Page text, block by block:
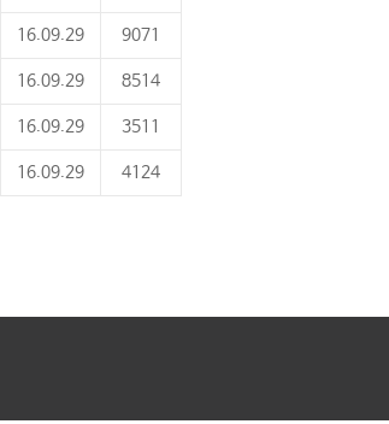
16.09.29 9071
16.09.29 8514
16.09.29 3511
16.09.29 4124